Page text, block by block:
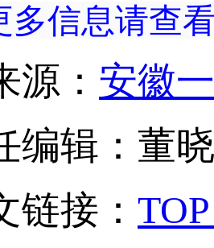
多信息请查
源： 安徽
编辑：董
链接 ：